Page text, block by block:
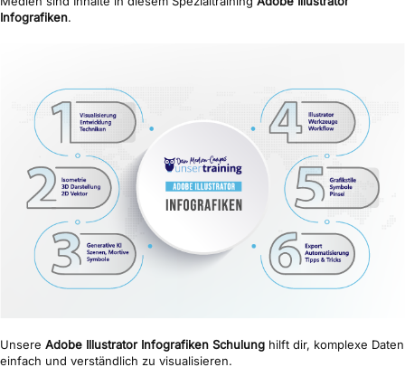
Infografiken.
Unsere Adobe Illustrator Infografiken Schulung hilft dir, komplexe Daten
einfach und verständlich zu visualisieren.